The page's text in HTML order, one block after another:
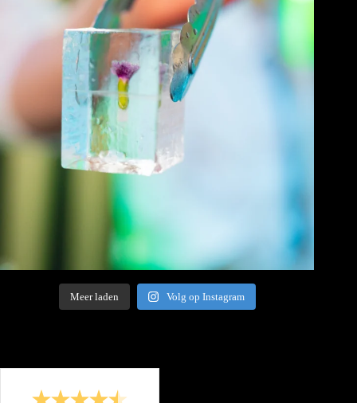
Meer laden Volg op Instagram